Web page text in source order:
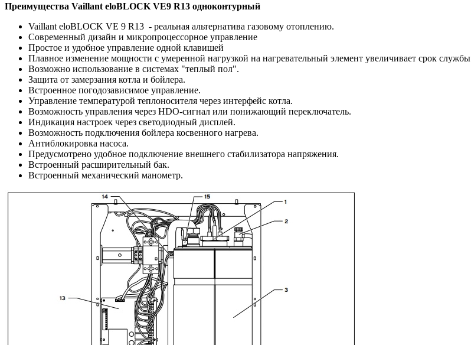
Преимущества Vaillant eloBLOCK VE9 R13 одноконтурный
Vaillant eloBLOCK VE 9 R13 - реальная альтернатива газовому отоплению.
Современный дизайн и микропроцессорное управление
Простое и удобное управление одной клавишей
Плавное изменение мощности с умеренной нагрузкой на нагревательный элемент увеличивает срок службы
Возможно использование в системах "теплый пол".
Защита от замерзания котла и бойлера.
Встроенное погодозависимое управление.
Управление температурой теплоносителя через интерфейс котла.
Возможность управления через HDO-сигнал или понижающий переключатель.
Индикация настроек через светодиодный дисплей.
Возможность подключения бойлера косвенного нагрева.
Антиблокировка насоса.
Предусмотрено удобное подключение внешнего стабилизатора напряжения.
Встроенный расширительный бак.
Встроенный механический манометр.